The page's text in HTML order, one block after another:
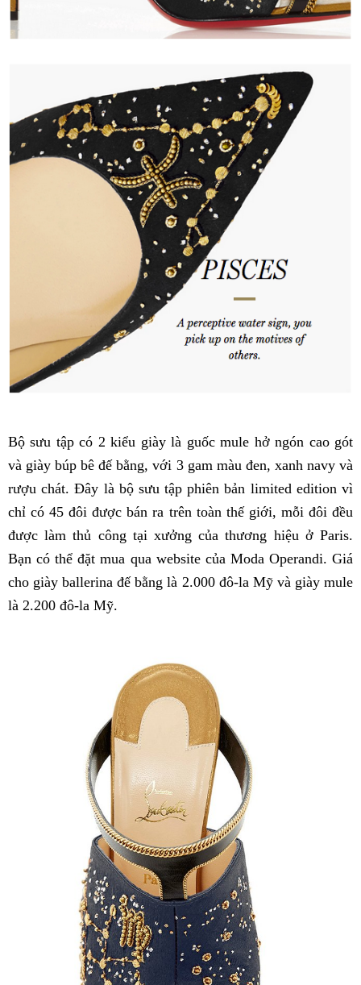
Bộ sưu tập có 2 kiểu giày là guốc mule hở ngón cao gót
và giày búp bê đế bằng, với 3 gam màu đen, xanh navy và
rượu chát. Đây là bộ sưu tập phiên bản limited edition vì
chỉ có 45 đôi được bán ra trên toàn thế giới, mỗi đôi đều
được làm thủ công tại xưởng của thương hiệu ở Paris.
Bạn có thể đặt mua qua website của Moda Operandi. Giá
cho giày ballerina đế bằng là 2.000 đô-la Mỹ và giày mule
là 2.200 đô-la Mỹ.